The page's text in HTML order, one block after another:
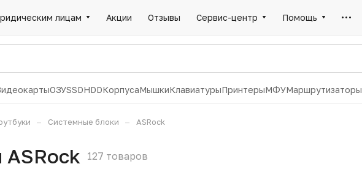
лицам Акции Отзывы Сервис-центр Помощь
ОЗУSSDHDDКорпусаМышкиКлавиатурыПринтерыМФУМаршрутизаторы
– Системные блоки – ASRock
127 товаров